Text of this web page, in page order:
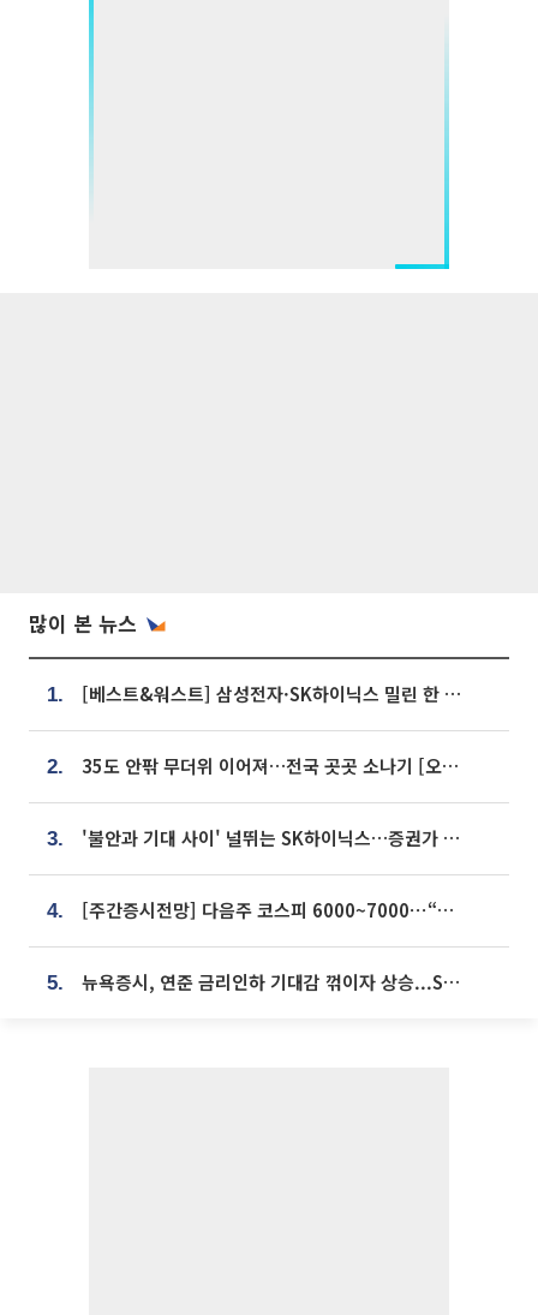
많이 본 뉴스
1. [베스트&워스트] 삼성전자·SK하이닉스 밀린 한 주…상상인증권은 85% 급등
2. 35도 안팎 무더위 이어져…전국 곳곳 소나기 [오늘 날씨]
3. '불안과 기대 사이' 널뛰는 SK하이닉스…증권가 "HBM4·LTA 기반 펀터멘털 견고"
4. [주간증시전망] 다음주 코스피 6000~7000⋯“外人 수급은 정책이 변수”
5. 뉴욕증시, 연준 금리인하 기대감 꺾이자 상승...S&P500 사상 최고치 [종합]